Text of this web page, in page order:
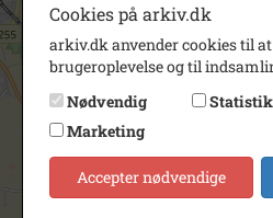
Cookies på arkiv.dk
arkiv.dk anvender cookies til
brugeroplevelse og til
Nødvendig
Statistik
Marketing
Accepter nødvendige